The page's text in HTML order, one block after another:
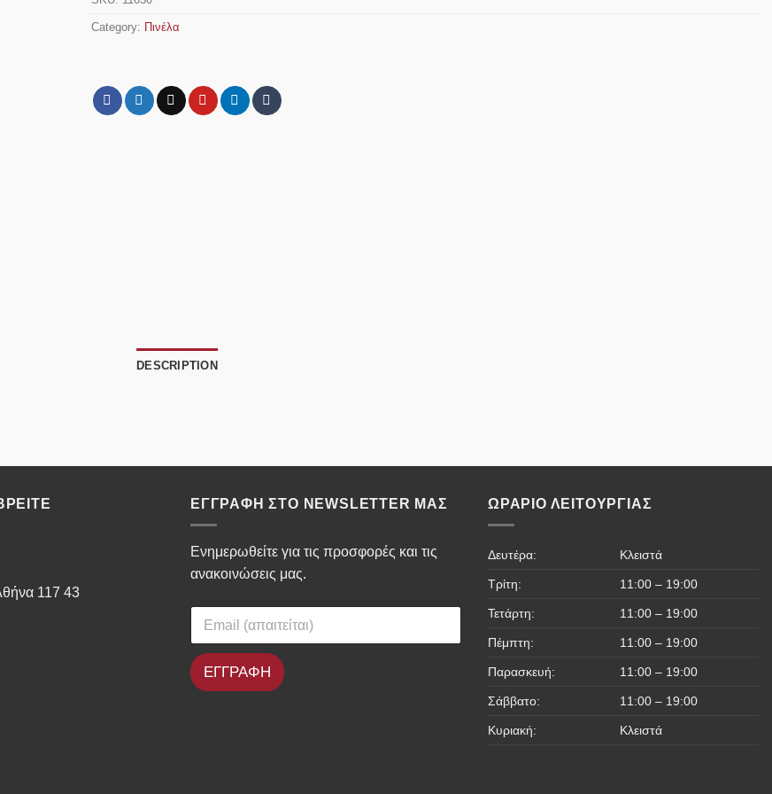
Category: Πινέλα
DESCRIPTION
117 43
ΕΓΓΡΑΦΉ ΣΤΟ NEWSLETTER ΜΑΣ
Ενημερωθείτε για τις προσφορές και τις
ανακοινώσεις μας.
ΕΓΓΡΑΦΗ
ΩΡΆΡΙΟ ΛΕΙΤΟΥΡΓΊΑΣ
Δευτέρα: Κλειστά
Τρίτη: 11:00 – 19:00
Τετάρτη: 11:00 – 19:00
Πέμπτη: 11:00 – 19:00
Παρασκευή: 11:00 – 19:00
Σάββατο: 11:00 – 19:00
Κυριακή: Κλειστά